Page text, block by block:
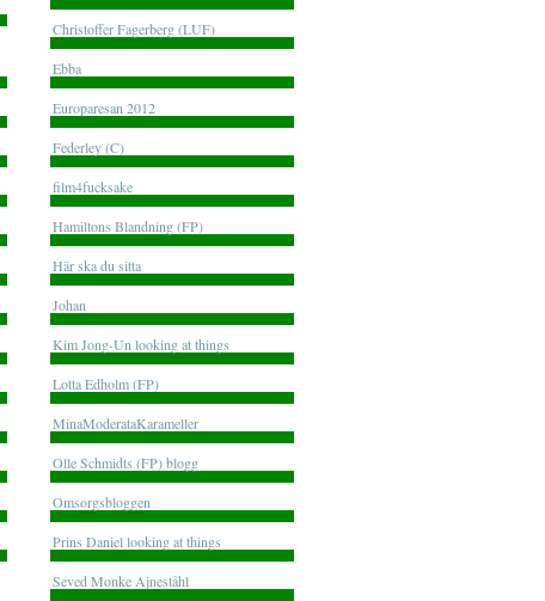
Christoffer Fagerberg (LUF)
Ebba
Europaresan 2012
Federley (C)
film4fucksake
Hamiltons Blandning (FP)
Här ska du sitta
Johan
Kim Jong-Un looking at things
Lotta Edholm (FP)
MinaModerataKarameller
Olle Schmidts (FP) blogg
Omsorgsbloggen
Prins Daniel looking at things
Seved Monke Ajneståhl